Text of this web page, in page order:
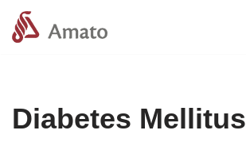
Pular
Diabetes Mellitus